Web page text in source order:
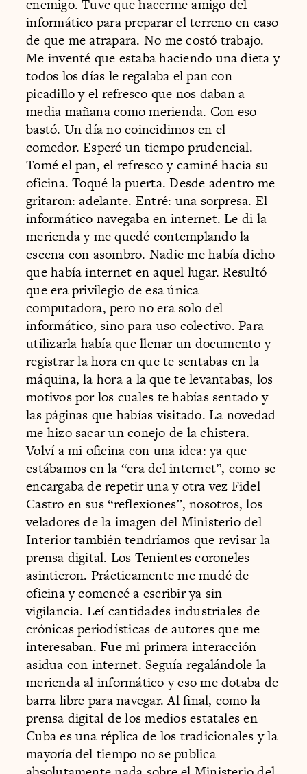
enemigo. Tuve que hacerme amigo del
informático para preparar el terreno en caso
de que me atrapara. No me costó trabajo.
Me inventé que estaba haciendo una dieta y
todos los días le regalaba el pan con
picadillo y el refresco que nos daban a
media mañana como merienda. Con eso
bastó. Un día no coincidimos en el
comedor. Esperé un tiempo prudencial.
Tomé el pan, el refresco y caminé hacia su
oficina. Toqué la puerta. Desde adentro me
gritaron: adelante. Entré: una sorpresa. El
informático navegaba en internet. Le di la
merienda y me quedé contemplando la
escena con asombro. Nadie me había dicho
que había internet en aquel lugar. Resultó
que era privilegio de esa única
computadora, pero no era solo del
informático, sino para uso colectivo. Para
utilizarla había que llenar un documento y
registrar la hora en que te sentabas en la
máquina, la hora a la que te levantabas, los
motivos por los cuales te habías sentado y
las páginas que habías visitado. La novedad
me hizo sacar un conejo de la chistera.
Volví a mi oficina con una idea: ya que
estábamos en la “era del internet”, como se
encargaba de repetir una y otra vez Fidel
Castro en sus “reflexiones”, nosotros, los
veladores de la imagen del Ministerio del
Interior también tendríamos que revisar la
prensa digital. Los Tenientes coroneles
asintieron. Prácticamente me mudé de
oficina y comencé a escribir ya sin
vigilancia. Leí cantidades industriales de
crónicas periodísticas de autores que me
interesaban. Fue mi primera interacción
asidua con internet. Seguía regalándole la
merienda al informático y eso me dotaba de
barra libre para navegar. Al final, como la
prensa digital de los medios estatales en
Cuba es una réplica de los tradicionales y la
mayoría del tiempo no se publica